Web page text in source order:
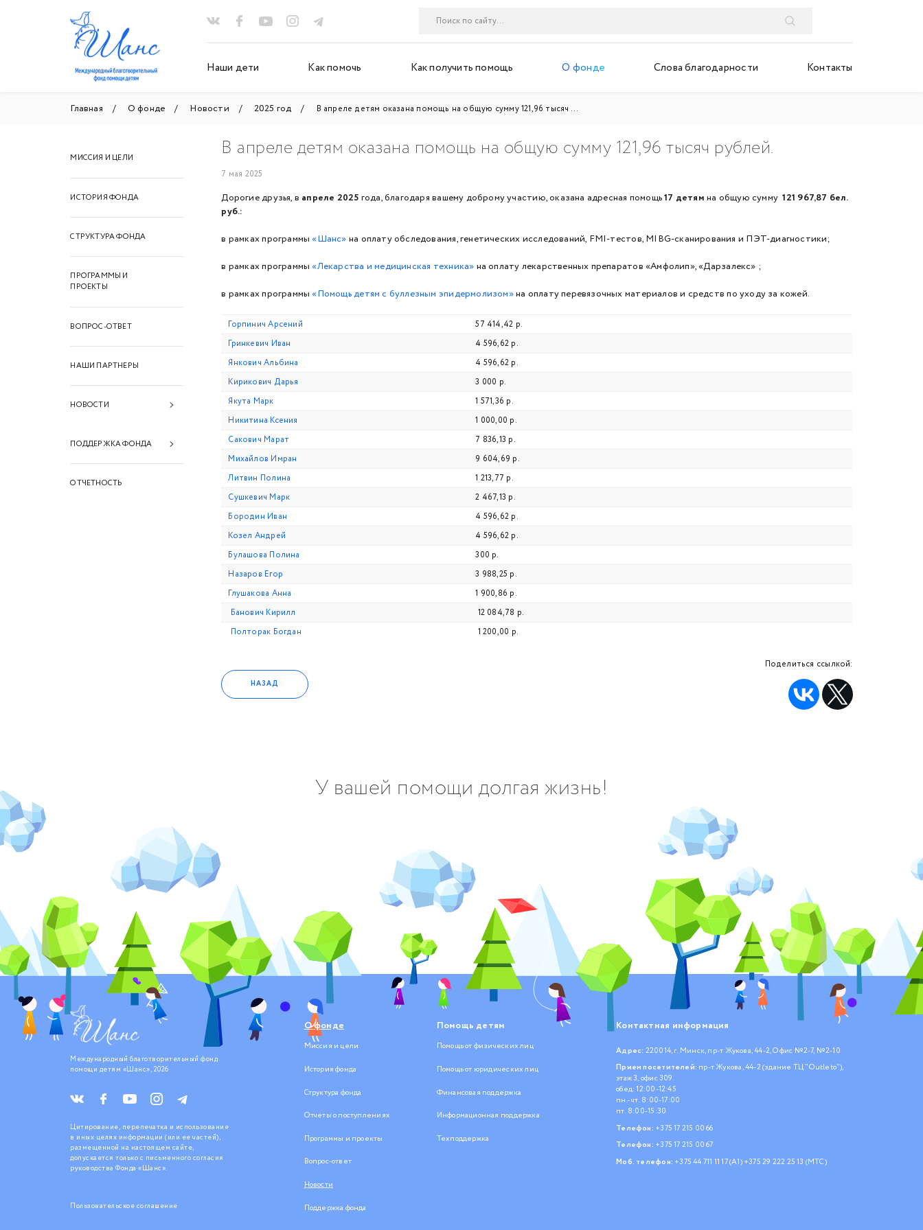
Наши дети Как помочь Как получить помощь О фонде Слова благодарности Контакты
Главная О фонде Новости 2025 год В апреле детям оказана помощь на общую сумму 121,96 тысяч ...
МИССИЯ И ЦЕЛИ
ИСТОРИЯ ФОНДА
СТРУКТУРА ФОНДА
ПРОГРАММЫ И
ПРОЕКТЫ
ВОПРОС-ОТВЕТ
НАШИ ПАРТНЕРЫ
НОВОСТИ
2025 год
2024 год
ПОДДЕРЖКА ФОНДА
ОТЧЕТНОСТЬ
В апреле детям оказана помощь на общую сумму 121,96 тысяч рублей.
7 мая 2025
Дорогие друзья, в апреле 2025 года, благодаря вашему доброму участию, оказана адресная помощь17 детям на общую сумму121 967,87 бел.
руб.:
в рамках программы«Шанс» на оплату обследования, генетических исследований, FMI-тестов, MIBG-сканирования и ПЭТ-диагностики;
в рамках программы«Лекарства и медицинская техника» на оплату лекарственных препаратов «Амфолип», «Дарзалекс» ;
в рамках программы«Помощь детям с буллезным эпидермолизом»на оплату перевязочных материалов и средств по уходу за кожей.
Горпинич Арсений
57 414,42 р.
Гринкевич Иван
4 596,62 р.
Янкович Альбина
4 596,62 р.
Кирикович Дарья
3 000 р.
Якута Марк
1 571,36 р.
Никитина Ксения
1 000,00 р.
Сакович Марат
7 836,13 р.
Михайлов Имран
9 604,69 р.
Литвин Полина
1 213,77 р.
Сушкевич Марк
2 467,13 р.
Бородин Иван
4 596,62 р.
Козел Андрей
4 596,62 р.
Булашова Полина
300 р.
Назаров Егор
3 988,25 р.
Глушакова Анна
1 900,86 р.
Банович Кирилл
12 084,78 р.
Полторак Богдан
1 200,00 р.
НАЗАД
Поделиться ссылкой:
У вашей помощи долгая жизнь!
Международный благотворительный фонд
помощи детям «Шанс», 2026
Цитирование, перепечатка и использование
в иных целях информации (или ее частей),
размещенной на настоящем сайте,
допускается только с письменного согласия
руководства Фонда «Шанс».
Пользовательское соглашение
О фонде
Миссия и цели
История фонда
Структура фонда
Отчеты о поступлениях
Программы и проекты
Вопрос-ответ
Новости
Поддержка фонда
Помощь детям
Помощь от физических лиц
Помощь от юридических лиц
Финансовая поддержка
Информационная поддержка
Техподдержка
Контактная информация
Адрес: 220014, г. Минск, пр-т Жукова, 44-2, Офис №2-7, №2-10
Прием посетителей: пр-т Жукова, 44-2 (здание ТЦ "Outleto"),
этаж 3, офис 309.
обед: 12:00-12:45
пн.- чт. 8:00-17:00
пт. 8:00-15:30
Телефон: +375 17 215 00 66
Телефон: +375 17 215 00 67
Моб. телефон: +375 44 711 11 17 (А1) +375 29 222 25 13 (МТС)